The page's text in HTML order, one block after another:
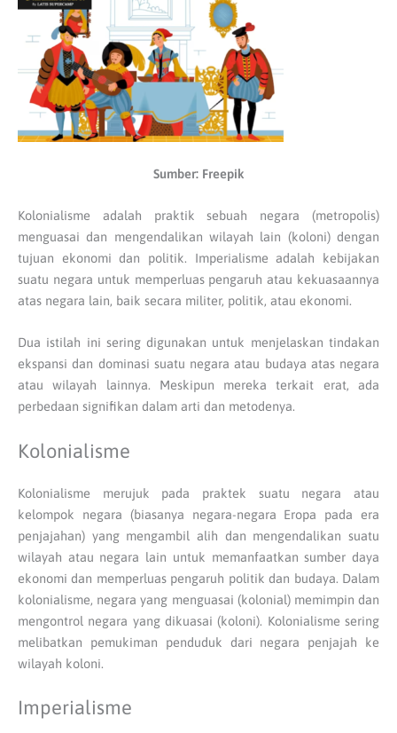
Sumber: Freepik
Kolonialisme adalah praktik sebuah negara (metropolis)
menguasai dan mengendalikan wilayah lain (koloni) dengan
tujuan ekonomi dan politik. Imperialisme adalah kebijakan
suatu negara untuk memperluas pengaruh atau kekuasaannya
atas negara lain, baik secara militer, politik, atau ekonomi.
Dua istilah ini sering digunakan untuk menjelaskan tindakan
ekspansi dan dominasi suatu negara atau budaya atas negara
atau wilayah lainnya. Meskipun mereka terkait erat, ada
perbedaan signifikan dalam arti dan metodenya.
Kolonialisme
Kolonialisme merujuk pada praktek suatu negara atau
kelompok negara (biasanya negara-negara Eropa pada era
penjajahan) yang mengambil alih dan mengendalikan suatu
wilayah atau negara lain untuk memanfaatkan sumber daya
ekonomi dan memperluas pengaruh politik dan budaya. Dalam
kolonialisme, negara yang menguasai (kolonial) memimpin dan
mengontrol negara yang dikuasai (koloni). Kolonialisme sering
melibatkan pemukiman penduduk dari negara penjajah ke
wilayah koloni.
Imperialisme